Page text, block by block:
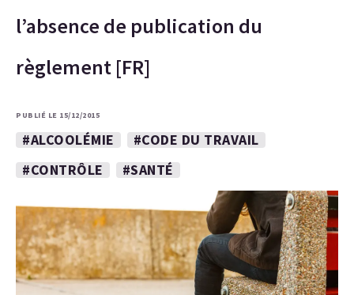
l’absence de publication du
règlement [FR]
PUBLIÉ LE 15/12/2015
#ALCOOLÉMIE
#CODE DU TRAVAIL
#CONTRÔLE
#SANTÉ